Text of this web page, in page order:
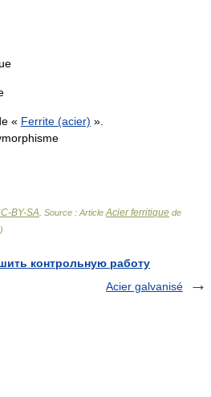
« Ferrite (acier) ».
BY-SA . Source : Article Acier ferritique de
)
контрольную работу
Acier galvanisé